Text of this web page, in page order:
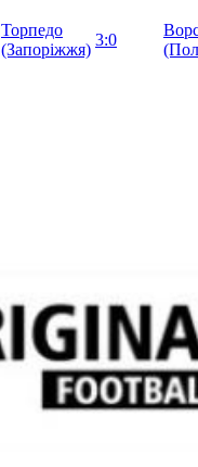
Торпедо
(Запоріжжя)
3:0